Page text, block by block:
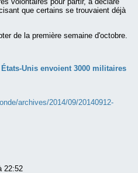
que certains se trouvaient déjà
de la première semaine d'octobre.
Unis envoient 3000 militaires
archives/2014/09/20140912-
22:52